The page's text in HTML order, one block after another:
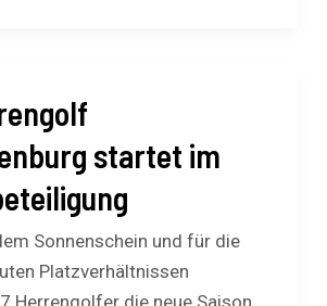
startet im
Sonnenschein und für die
Platzverhältnissen